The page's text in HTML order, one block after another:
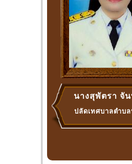
นางสุพัตรา จั
ปลัดเทศบาลตำบล